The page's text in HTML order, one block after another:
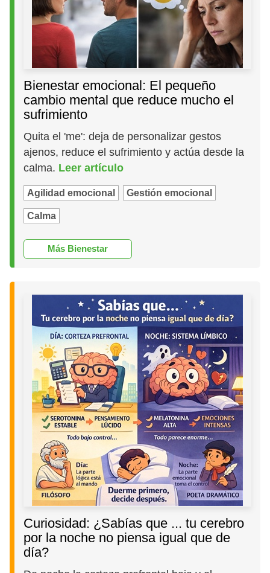
Bienestar emocional: El pequeño
cambio mental que reduce mucho el
sufrimiento
Quita el 'me': deja de personalizar gestos
ajenos, reduce el sufrimiento y actúa desde la
calma. Leer artículo
Agilidad emocional Gestión emocional
Calma
Más Bienestar
Curiosidad: ¿Sabías que ... tu cerebro
por la noche no piensa igual que de
día?